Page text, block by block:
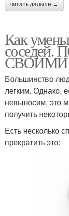
читать дальше →
Как
Большинство
легким. Однако,
невыносим, это
получить
Есть несколько
прекратить это: